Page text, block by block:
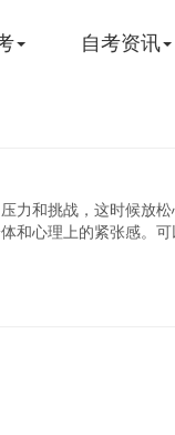
自考资讯
力和挑战，这时候放
和心理上的紧张感。